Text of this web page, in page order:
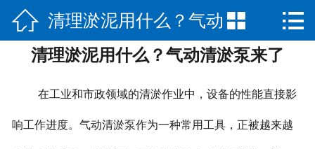
 网站首页
公司简介
产品展示
新闻中心
 清理淤泥用什么？气动
清淤泵来了
 
清理淤泥用什么？气动清淤泵来了
在工业和市政领域的清淤作业中，设备的性能直接影
响工作进度。气动清淤泵作为一种常用工具，正被越来越